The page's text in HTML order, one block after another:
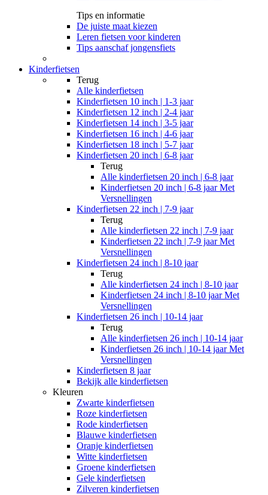
Tips en informatie
De juiste maat kiezen
Leren fietsen voor kinderen
Tips aanschaf jongensfiets
Kinderfietsen
Terug
Alle kinderfietsen
Kinderfietsen 10 inch | 1-3 jaar
Kinderfietsen 12 inch | 2-4 jaar
Kinderfietsen 14 inch | 3-5 jaar
Kinderfietsen 16 inch | 4-6 jaar
Kinderfietsen 18 inch | 5-7 jaar
Kinderfietsen 20 inch | 6-8 jaar
Terug
Alle kinderfietsen 20 inch | 6-8 jaar
Kinderfietsen 20 inch | 6-8 jaar Met
Versnellingen
Kinderfietsen 22 inch | 7-9 jaar
Terug
Alle kinderfietsen 22 inch | 7-9 jaar
Kinderfietsen 22 inch | 7-9 jaar Met
Versnellingen
Kinderfietsen 24 inch | 8-10 jaar
Terug
Alle kinderfietsen 24 inch | 8-10 jaar
Kinderfietsen 24 inch | 8-10 jaar Met
Versnellingen
Kinderfietsen 26 inch | 10-14 jaar
Terug
Alle kinderfietsen 26 inch | 10-14 jaar
Kinderfietsen 26 inch | 10-14 jaar Met
Versnellingen
Kinderfietsen 8 jaar
Bekijk alle kinderfietsen
Kleuren
Zwarte kinderfietsen
Roze kinderfietsen
Rode kinderfietsen
Blauwe kinderfietsen
Oranje kinderfietsen
Witte kinderfietsen
Groene kinderfietsen
Gele kinderfietsen
Zilveren kinderfietsen